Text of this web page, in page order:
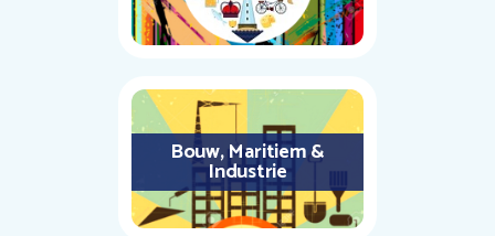
Bouw, Maritiem &
Industrie